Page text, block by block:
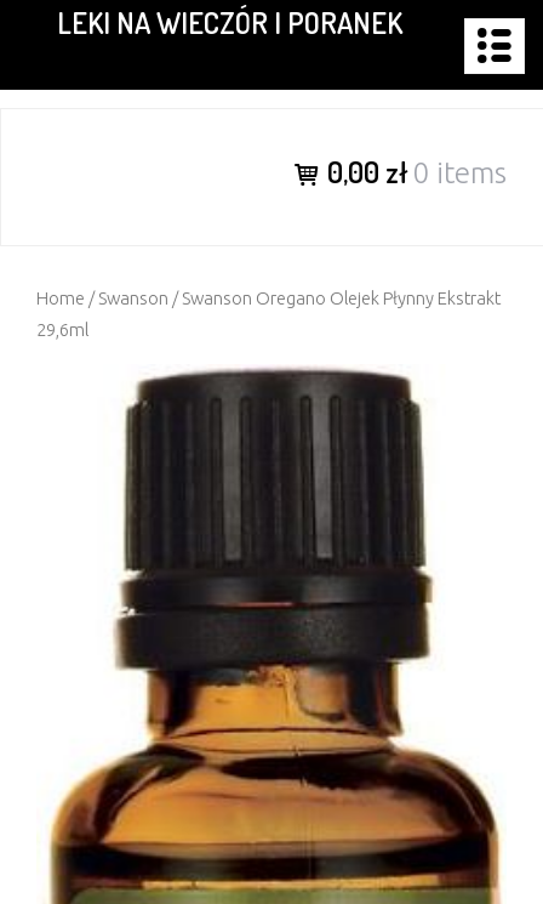
content
LEKI NA WIECZÓR I PORANEK
0,00 zł0 items
Home /Swanson / Swanson Oregano Olejek Płynny Ekstrakt
29,6ml